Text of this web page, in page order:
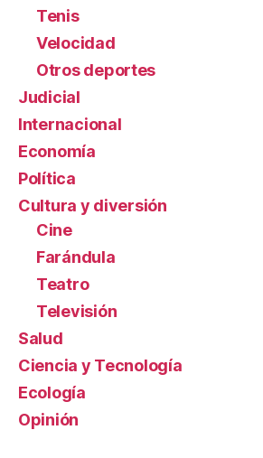
Tenis
Velocidad
Otros deportes
Judicial
Internacional
Economía
Política
Cultura y diversión
Cine
Farándula
Teatro
Televisión
Salud
Ciencia y Tecnología
Ecología
Opinión